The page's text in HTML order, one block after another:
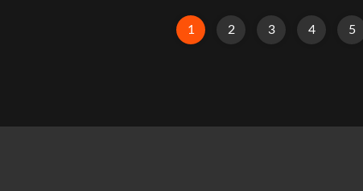
Inserts. Made from high-
Polyurethane, these inserts
1 2 3 4 5